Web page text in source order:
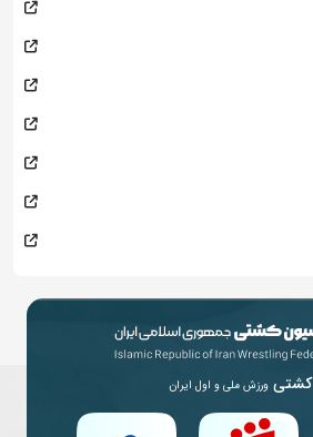
کشتی ورزش ملی و اول ایران